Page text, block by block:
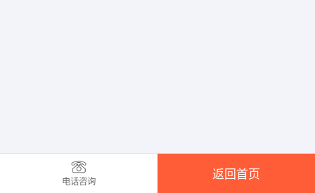
电话咨询
返回首页